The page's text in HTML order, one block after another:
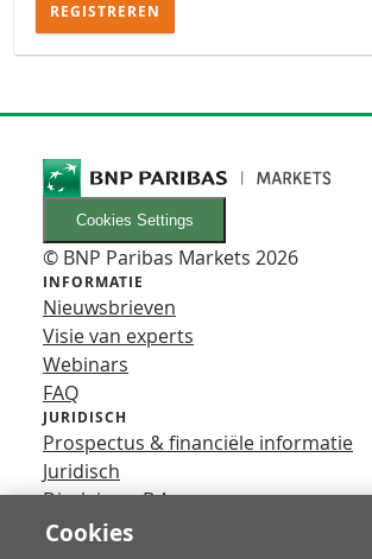
REGISTREREN
Cookies Settings
© BNP Paribas Markets 2026
INFORMATIE
Nieuwsbrieven
Visie van experts
Webinars
FAQ
JURIDISCH
Prospectus & financiële informatie
Juridisch
Disclaimer B.A.
Privacy
Cookies